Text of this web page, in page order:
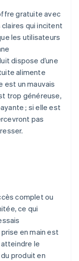
gratuite avec
claires qui incitent
les utilisateurs
dispose d’une
alimente
est un mauvais
trop généreuse,
; si elle est
pas
complet ou
ce qui
en main est
le
produit en